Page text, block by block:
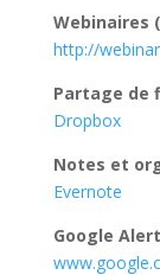
Webinaires
http://
Partage de
Dropbox
Notes et
Evernote
Google